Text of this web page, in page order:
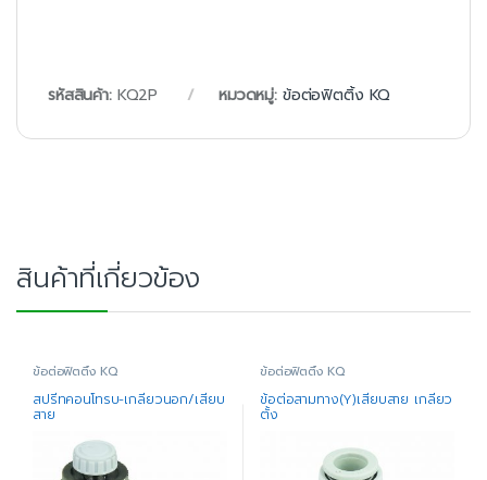
รหัสสินค้า: KQ2P หมวดหมู่: ข้อต่อฟิตติ้ง KQ
สินค้าที่เกี่ยวข้อง
ข้อต่อฟิตติ้ง KQ
สปรีทคอนโทรบ-เกลียวนอก/เสียบ
สาย
ข้อต่อฟิตติ้ง KQ
ข้อต่อสามทาง(Y)เสียบสาย เกลียว
ตั้ง